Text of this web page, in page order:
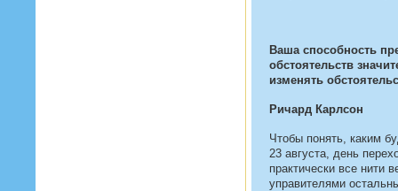
Ваша способность
обстоятельств
изменять
Ричард Карлсон
Чтобы понять, каким
23 августа, день
практически все нити
управителями